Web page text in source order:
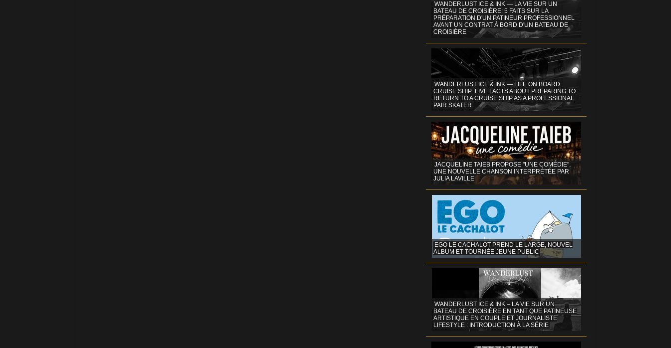
WANDERLUST ICE & INK — LA VIE SUR UN
BATEAU DE CROISIÈRE: 5 FAITS SUR LA
PRÉPARATION D'UN PATINEUR PROFESSIONNEL
AVANT UN CONTRAT À BORD D'UN BATEAU DE
CROISIÈRE
WANDERLUST ICE & INK — LIFE ON BOARD
CRUISE SHIP: FIVE FACTS ABOUT PREPARING TO
RETURN TO A CRUISE SHIP AS A PROFESSIONAL
PAIR SKATER
JACQUELINE TAIEB PROPOSE "UNE COMÉDIE",
UNE NOUVELLE CHANSON INTERPRÉTÉE PAR
JULIA LAVILLE
EGO LE CACHALOT PREND LE LARGE, NOUVEL
ALBUM ET TOURNÉE JEUNE PUBLIC
WANDERLUST ICE & INK – LA VIE SUR UN
BATEAU DE CROISIÈRE EN TANT QUE PATINEUSE
ARTISTIQUE EN COUPLE ET JOURNALISTE
LIFESTYLE : INTRODUCTION À LA SÉRIE